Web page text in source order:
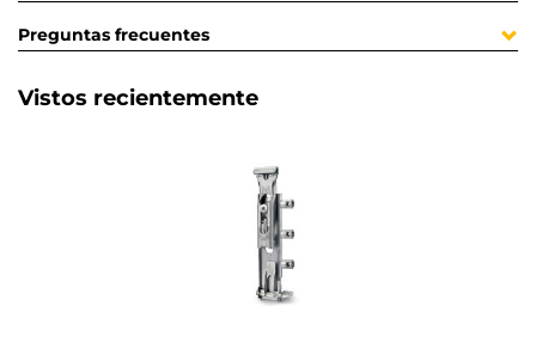
Preguntas frecuentes
Vistos recientemente